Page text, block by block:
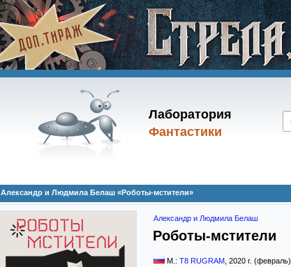
Лаборатория
Фантастики
Александр и Людмила Белаш «Роботы-мстители»
Александр и Людмила Белаш
Роботы-мстители
М.: T8 RUGRAM 2020 г. (февраль)